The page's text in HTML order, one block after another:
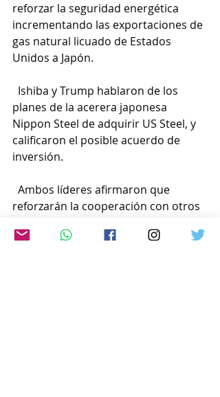
reforzar la seguridad energética
incrementando las exportaciones de
gas natural licuado de Estados
Unidos a Japón.
Ishiba y Trump hablaron de los
planes de la acerera japonesa
Nippon Steel de adquirir US Steel, y
calificaron el posible acuerdo de
inversión.
Ambos líderes afirmaron que
reforzarán la cooperación con otros
internacionales como el Diálogo de